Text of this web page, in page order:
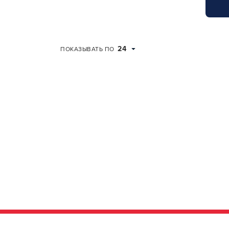
ПОКАЗЫВАТЬ ПО 24